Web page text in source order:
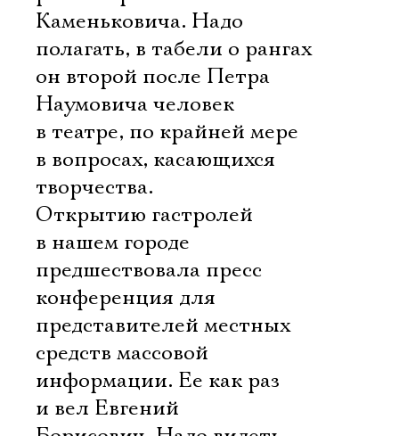
Каменьковича. Надо
полагать, в табели о рангах
он второй после Петра
Наумовича человек
в театре, по крайней мере
в вопросах, касающихся
творчества.
Открытию гастролей
в нашем городе
предшествовала пресс 
конференция для
представителей местных
средств массовой
информации. Ее как раз
и вел Евгений